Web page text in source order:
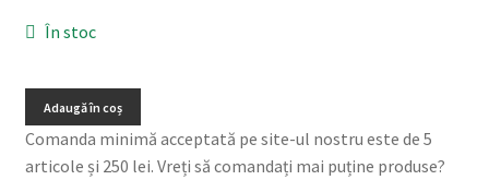
În stoc
Adaugă în coș
Comanda minimă acceptată pe site-ul nostru este de 5
articole și 250 lei. Vreți să comandați mai puține produse?